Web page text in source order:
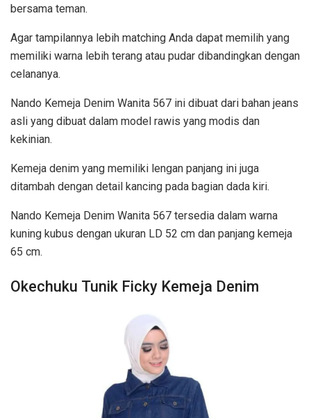
bersama teman.
Agar tampilannya lebih matching Anda dapat memilih yang
memiliki warna lebih terang atau pudar dibandingkan dengan
celananya.
Nando Kemeja Denim Wanita 567 ini dibuat dari bahan jeans
asli yang dibuat dalam model rawis yang modis dan
kekinian.
Kemeja denim yang memiliki lengan panjang ini juga
ditambah dengan detail kancing pada bagian dada kiri.
Nando Kemeja Denim Wanita 567 tersedia dalam warna
kuning kubus dengan ukuran LD 52 cm dan panjang kemeja
65 cm.
Okechuku Tunik Ficky Kemeja Denim